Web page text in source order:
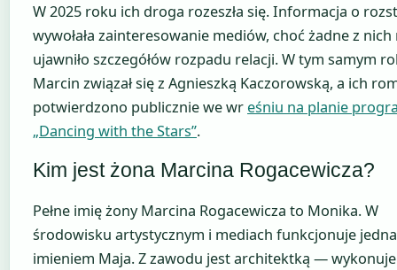
W 2025 roku ich droga rozeszła się. Informacja o
wywołała zainteresowanie mediów, choć żadne z nich
ujawniło szczegółów rozpadu relacji. W tym samym
Marcin związał się z Agnieszką Kaczorowską, a ich
potwierdzono publicznie we wr eśniu na planie
„Dancing with the Stars”.
Kim jest żona Marcina Rogacewicza?
Pełne imię żony Marcina Rogacewicza to Monika. W
środowisku artystycznym i mediach funkcjonuje
imieniem Maja. Z zawodu jest architektką —